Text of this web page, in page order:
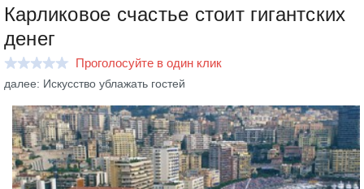
Карликовое счастье стоит гигантских
денег
Проголосуйте в один клик
далее: Искусство ублажать гостей